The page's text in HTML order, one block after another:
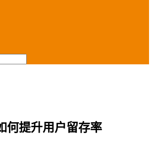
何提升用户留存率